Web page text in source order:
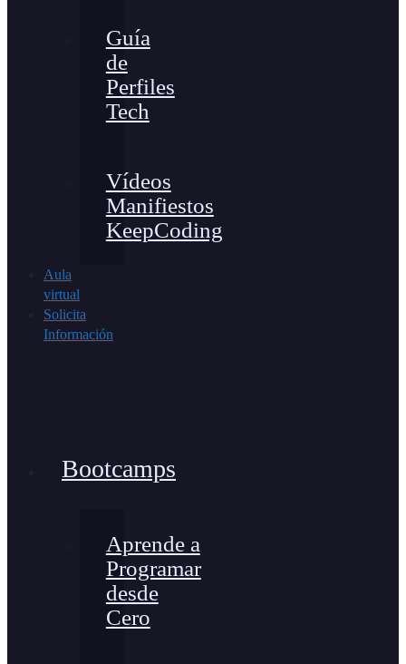
Guía
de
Perfiles
Tech
Vídeos
Manifiestos
KeepCoding
Aula
virtual
Solicita
Información
Bootcamps
Aprende a
Programar
desde
Cero